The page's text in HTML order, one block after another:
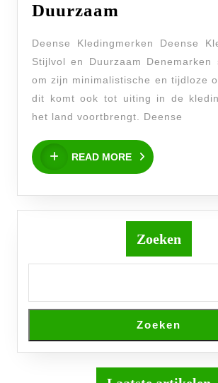
Duurzaam
Stijlvol
en
Duurzaam
Deense Kledingmerken Deense
Stijlvol en Duurzaam Denemarken
om zijn minimalistische en tijdloze
dit komt ook tot uiting in de
het land voortbrengt. Deense
READ MORE
READ
MORE
Zoeken
Zoeken